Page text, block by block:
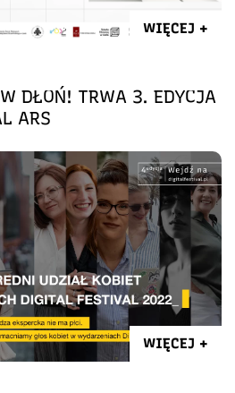
WIĘCEJ +
DŁOŃ! TRWA 3. EDYCJA
ARS
WIĘCEJ +